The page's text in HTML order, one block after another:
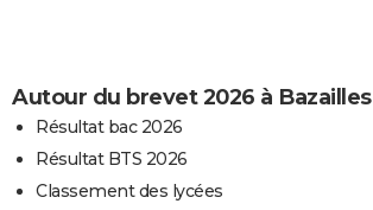
Autour du brevet 2026 à Bazailles
Résultat bac 2026
Résultat BTS 2026
Classement des lycées